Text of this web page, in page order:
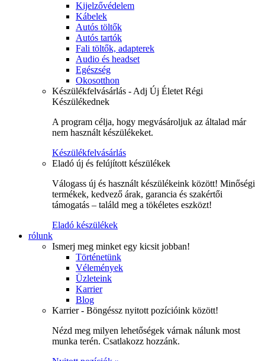
Kijelzővédelem
Kábelek
Autós töltők
Autós tartók
Fali töltők, adapterek
Audio és headset
Egészség
Okosotthon
Készülékfelvásárlás - Adj Új Életet Régi
Készülékednek
A program célja, hogy megvásároljuk az általad már
nem használt készülékeket.
Készülékfelvásárlás
Eladó új és felújított készülékek
Válogass új és használt készülékeink között! Minőségi
termékek, kedvező árak, garancia és szakértői
támogatás – találd meg a tökéletes eszközt!
Eladó készülékek
rólunk
Ismerj meg minket egy kicsit jobban!
Történetünk
Vélemények
Üzleteink
Karrier
Blog
Karrier - Böngéssz nyitott pozícióink között!
Nézd meg milyen lehetőségek várnak nálunk most
munka terén. Csatlakozz hozzánk.